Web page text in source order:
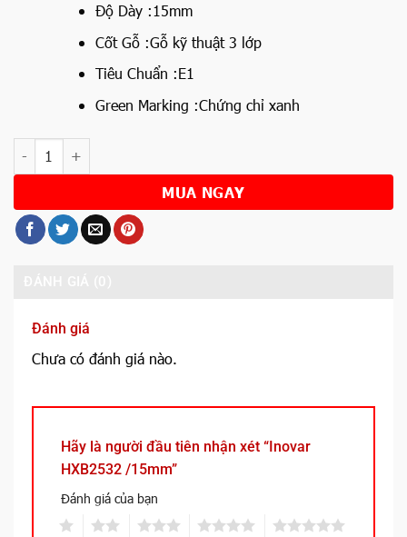
Độ Dày :15mm
Cốt Gỗ :Gỗ kỹ thuật 3 lớp
Tiêu Chuẩn :E1
Green Marking :Chứng chỉ xanh
Số lượng
MUA NGAY
Đánh giá
Chưa có đánh giá nào.
Hãy là người đầu tiên nhận xét “Inovar
HXB2532 /15mm”
Đánh giá của bạn